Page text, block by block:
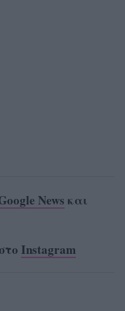
News και
Instagram